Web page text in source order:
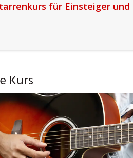
für Einsteiger
Kurs